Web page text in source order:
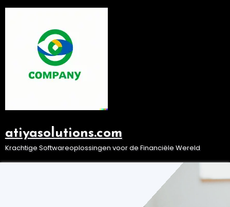
Ga
atiyasolutions.com
Krachtige Softwareoplossingen voor de Financiële Wereld